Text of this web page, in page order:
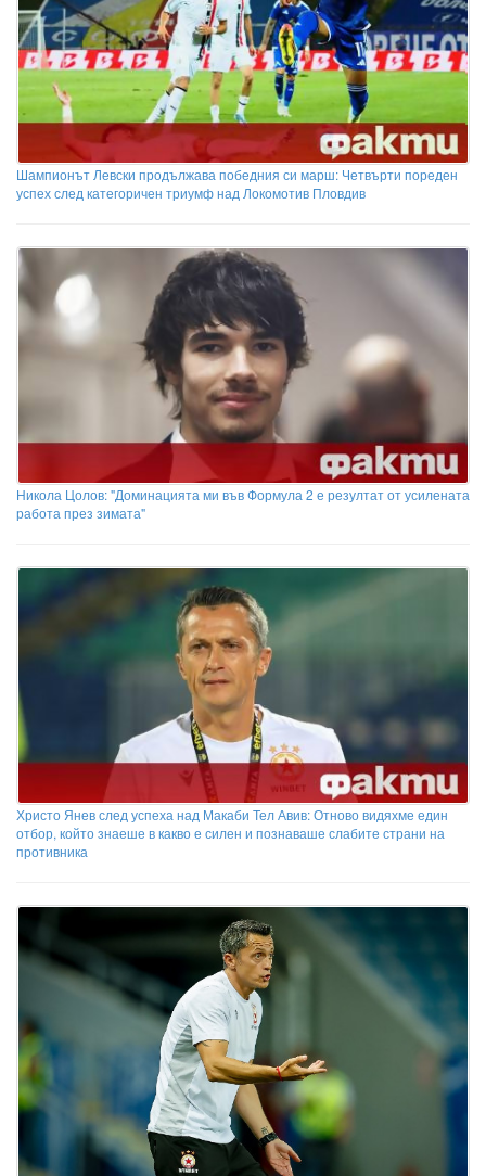
Шампионът Левски продължава победния си марш: Четвърти пореден
успех след категоричен триумф над Локомотив Пловдив
Никола Цолов: "Доминацията ми във Формула 2 е резултат от усилената
работа през зимата"
Христо Янев след успеха над Макаби Тел Авив: Отново видяхме един
отбор, който знаеше в какво е силен и познаваше слабите страни на
противника